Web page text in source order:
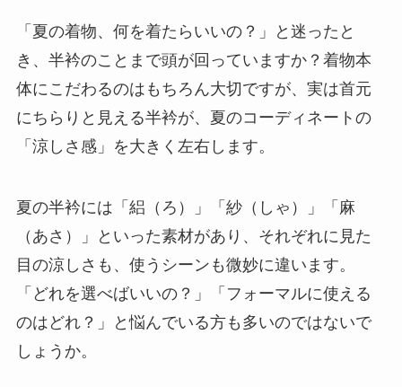
「夏の着物、何を着たらいいの？」と迷ったと
き、半衿のことまで頭が回っていますか？着物本
体にこだわるのはもちろん大切ですが、実は首元
にちらりと見える半衿が、夏のコーディネートの
「涼しさ感」を大きく左右します。
夏の半衿には「絽（ろ）」「紗（しゃ）」「麻
（あさ）」といった素材があり、それぞれに見た
目の涼しさも、使うシーンも微妙に違います。
「どれを選べばいいの？」「フォーマルに使える
のはどれ？」と悩んでいる方も多いのではないで
しょうか。